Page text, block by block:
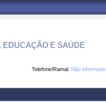
EDUCAÇÃO E SAÚDE
Telefone/Ramal: Não informado